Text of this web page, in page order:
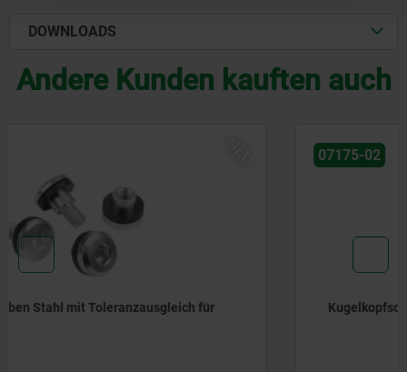
DOWNLOADS
Andere Kunden kauften auch
Kugelkopfschraube im Hygienic DESIGN